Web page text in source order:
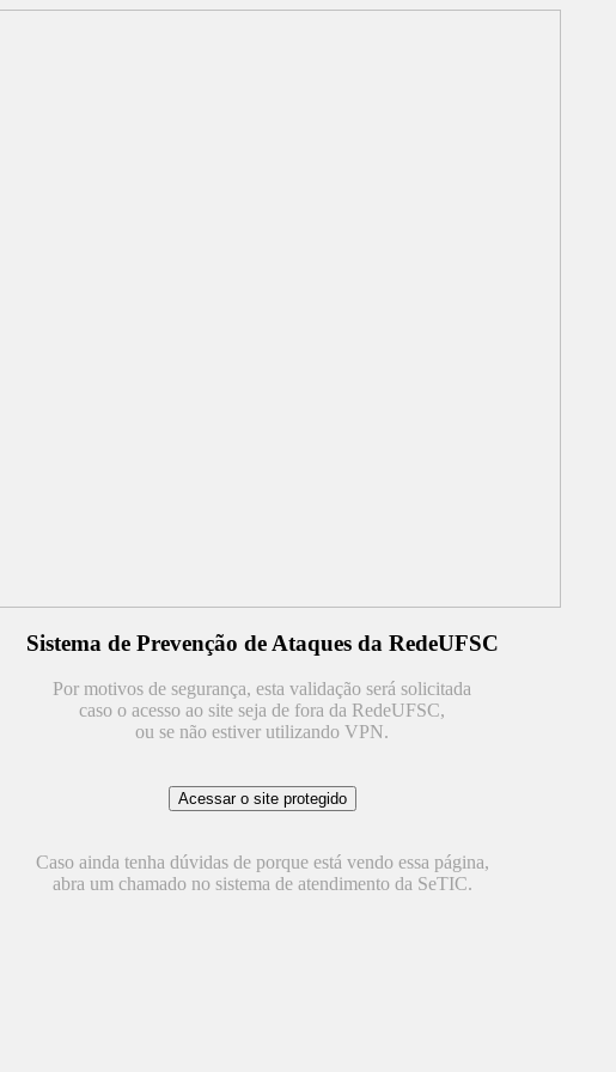
Sistema de Prevenção de Ataques da RedeUFSC
Por motivos de segurança, esta validação será solicitada
caso o acesso ao site seja de fora da RedeUFSC,
ou se não estiver utilizando VPN.
Caso ainda tenha dúvidas de porque está vendo essa página,
abra um chamado no sistema de atendimento da SeTIC.